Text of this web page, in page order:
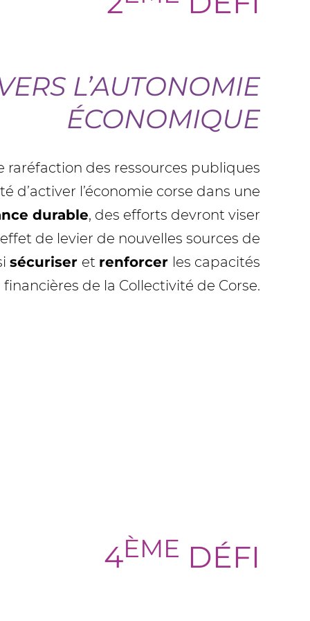
L’AUTONOMIE
ÉCONOMIQUE
raréfaction des ressources publiques
d’activer l’économie corse dans une
durable, des efforts devront viser
de levier de nouvelles sources de
sécuriser et renforcer les capacités
de la Collectivité de Corse.
4ÈME DÉFI